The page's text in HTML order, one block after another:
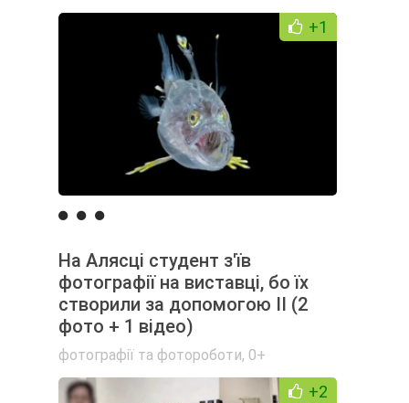
+1
На Алясці студент з'їв
фотографії на виставці, бо їх
створили за допомогою ІІ (2
фото + 1 відео)
фотографії та фотороботи, 0+
+2